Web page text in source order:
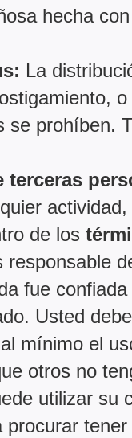
hecha
La
se prohíben.
terceras
de los
responsable
fue
Usted
mínimo el
otros no
utilizar su